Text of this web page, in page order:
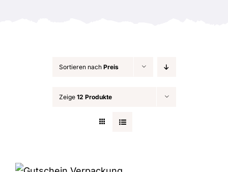
Sortieren nach Preis
Zeige 12 Produkte